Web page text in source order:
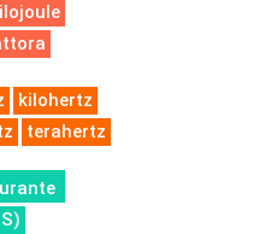
kilohertz
terahertz